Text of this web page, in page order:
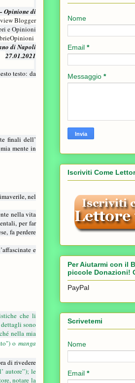
Opinione di
Blogger
e Opinioni
di Napoli
27.01.2021
testo: da
finali dell’
mente in
nel
nella vita
per far
fa perdere
e
che li
sono
nella mia
omanga
di rivedere
autore”); le
notare la
Nome
Email *
Messaggio *
Iscriviti Come
Per Aiutarmi con il
piccole Donazioni!
PayPal
Scrivetemi
Nome
Email *